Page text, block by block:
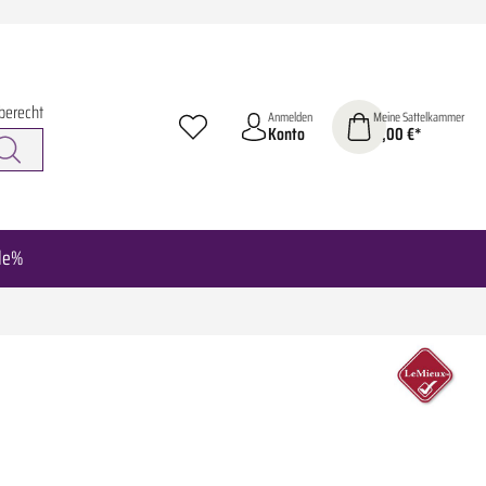
Anmelden
Konto
Meine Sattelkammer
0,00 €*